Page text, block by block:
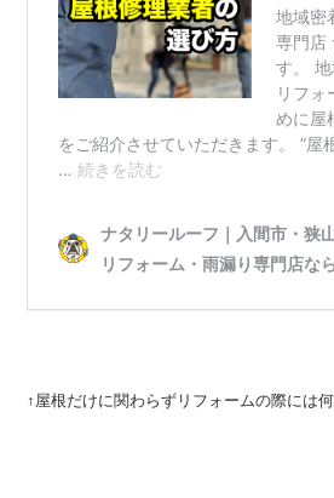
↑屋根だけに関わらずリフォームの際には